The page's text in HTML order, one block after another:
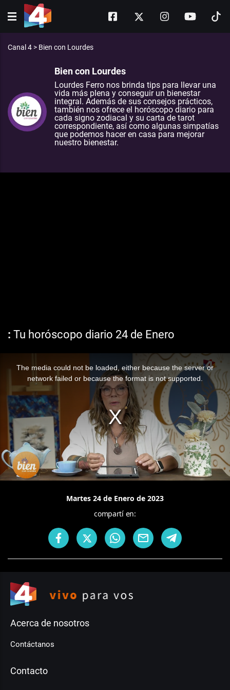
Canal 4 > Bien con Lourdes
Bien con Lourdes
Lourdes Ferro nos brinda tips para llevar una
vida más plena y conseguir un bienestar
integral. Además de sus consejos prácticos,
también nos ofrece el horóscopo diario para
cada signo zodiacal y su carta de tarot
correspondiente, así como algunas simpatías
que podemos hacer en casa para mejorar
nuestro bienestar.
Tu horóscopo diario 24 de Enero
The media could not be loaded, either because the server or
network failed or because the format is not supported.
Martes 24 de Enero de 2023
compartí en:
Acerca de nosotros
Contáctanos
Contacto